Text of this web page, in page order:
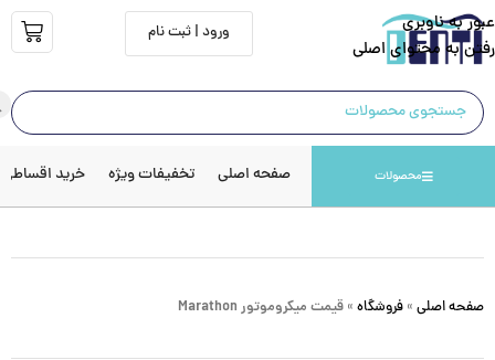
عبور به ناوبری
رفتن به محتوای اصلی
ورود | ثبت نام
محصولات صفحه اصلی تخفیفات ویژه خرید اقساطی
صفحه اصلی » فروشگاه » قیمت میکروموتور Marathon